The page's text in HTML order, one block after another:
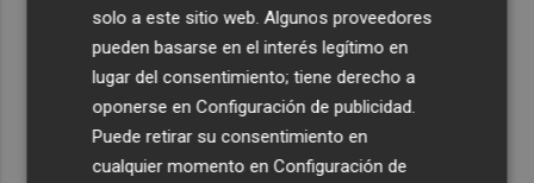
solo a este sitio web. Algunos proveedores
pueden basarse en el interés legítimo en
lugar del consentimiento; tiene derecho a
oponerse enConfiguración de publicidad
Puede retirar su consentimiento en
cualquier momento enConfiguración de